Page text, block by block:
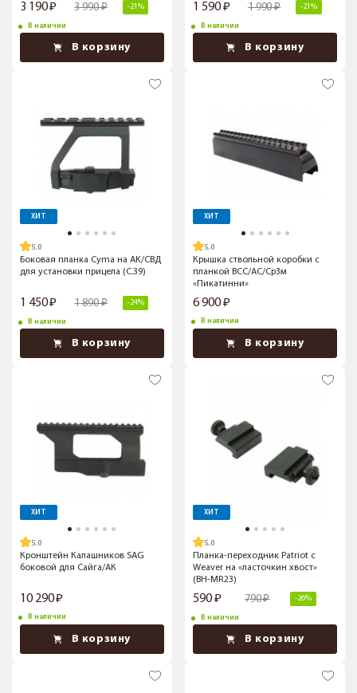
3 190 3 990 -21%
В наличии
В корзину
1 590 1 990 -21%
В наличии
В корзину
ХИТ
5.0
Боковая планка Cyma на AK/СВД
для установки прицела (C.39)
1 450 1 890 -24%
В наличии
В корзину
ХИТ
5.0
Крышка ствольной коробки с
планкой ВСС/АС/Ср3м
«Пикатинни»
6 900
В наличии
В корзину
ХИТ
5.0
Кронштейн Калашников SAG
боковой для Сайга/АК
10 290
В наличии
В корзину
ХИТ
5.0
Планка-переходник Patriot с
Weaver на «ласточкин хвост»
(BH-MR23)
590 790 -26%
В наличии
В корзину